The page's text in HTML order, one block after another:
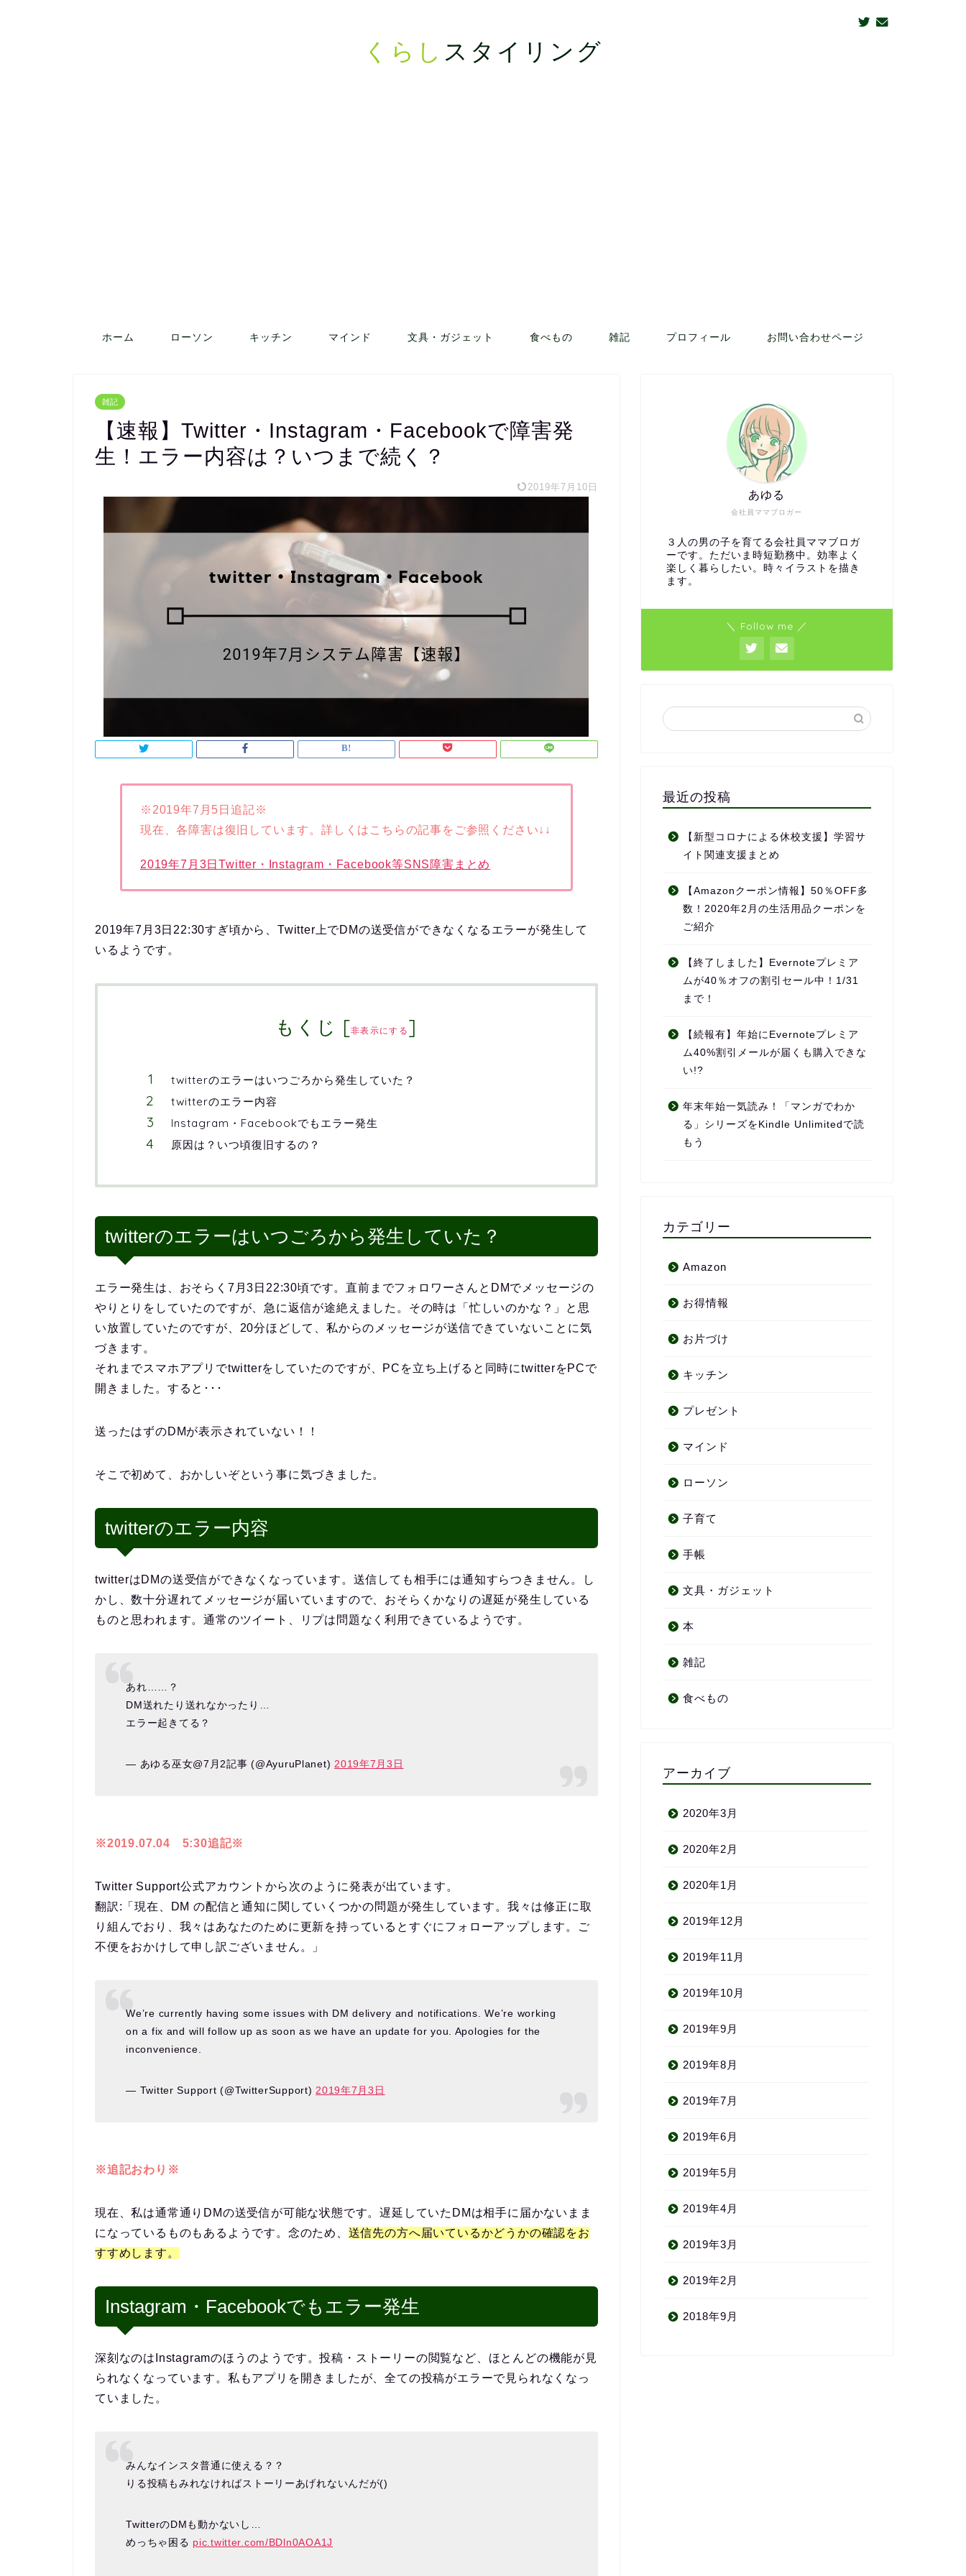
くらし スタイリング
ホーム ローソン キッチン マインド 文具・ガジェット 食べもの 雑記 プロフィール お問い合わせページ
雑記
【速報】Twitter・Instagram・Facebookで障害発
生！エラー内容は？いつまで続く？
2019年7月10日
※2019年7月5日追記※
現在、各障害は復旧しています。詳しくはこちらの記事をご参照ください↓↓
2019年7月3日Twitter・Instagram・Facebook等SNS障害まとめ
2019年7月3日22:30すぎ頃から、Twitter上でDMの送受信ができなくなるエラーが発生して
いるようです。
もくじ [非表示にする ]
twitterのエラーはいつごろから発生していた？
twitterのエラー内容
Instagram・Facebookでもエラー発生
原因は？いつ頃復旧するの？
twitterのエラーはいつごろから発生していた？
エラー発生は、おそらく7月3日22:30頃です。直前までフォロワーさんとDMでメッセージの
やりとりをしていたのですが、急に返信が途絶えました。その時は「忙しいのかな？」と思
い放置していたのですが、20分ほどして、私からのメッセージが送信できていないことに気
づきます。
それまでスマホアプリでtwitterをしていたのですが、PCを立ち上げると同時にtwitterをPCで
開きました。すると･･･
送ったはずのDMが表示されていない！！
そこで初めて、おかしいぞという事に気づきました。
twitterのエラー内容
twitterはDMの送受信ができなくなっています。送信しても相手には通知すらつきません。し
かし、数十分遅れてメッセージが届いていますので、おそらくかなりの遅延が発生している
ものと思われます。通常のツイート、リプは問題なく利用できているようです。
あれ……？
DM送れたり送れなかったり…
エラー起きてる？
— あゆる巫女@7月2記事 (@AyuruPlanet) 2019年7月3日
※2019.07.04 5:30追記※
Twitter Support公式アカウントから次のように発表が出ています。
翻訳:「現在、DM の配信と通知に関していくつかの問題が発生しています。我々は修正に取
り組んでおり、我々はあなたのために更新を持っているとすぐにフォローアップします。ご
不便をおかけして申し訳ございません。」
We’re currently having some issues with DM delivery and notifications. We’re working
on a fix and will follow up as soon as we have an update for you. Apologies for the
inconvenience.
— Twitter Support (@TwitterSupport)2019年7月3日
※追記おわり※
現在、私は通常通りDMの送受信が可能な状態です。遅延していたDMは相手に届かないまま
になっているものもあるようです。念のため、 送信先の方へ届いているかどうかの確認をお
すすめします。
Instagram・Facebookでもエラー発生
深刻なのはInstagramのほうのようです。投稿・ストーリーの閲覧など、ほとんどの機能が見
られなくなっています。私もアプリを開きましたが、全ての投稿がエラーで見られなくなっ
ていました。
みんなインスタ普通に使える？？
りる投稿もみれなければストーリーあげれないんだが()
TwitterのDMも動かないし…
めっちゃ困る pic.twitter.com/BDln0AOA1J
会社員ママブロガー
あゆる
３人の男の子を育てる会社員ママブロガ
ーです。ただいま時短勤務中。効率よく
楽しく暮らしたい。時々イラストを描き
ます。
＼ Follow me ／
最近の投稿
【新型コロナによる休校支援】学習サ
イト関連支援まとめ
【Amazonクーポン情報】50％OFF多
数！2020年2月の生活用品クーポンを
ご紹介
【終了しました】Evernoteプレミア
ムが40％オフの割引セール中！1/31
まで！
【続報有】年始にEvernoteプレミア
ム40%割引メールが届くも購入できな
い!?
年末年始一気読み！「マンガでわか
る」シリーズをKindle Unlimitedで読
もう
カテゴリー
Amazon
お得情報
お片づけ
キッチン
プレゼント
マインド
ローソン
子育て
手帳
文具・ガジェット
本
雑記
食べもの
アーカイブ
2020年3月
2020年2月
2020年1月
2019年12月
2019年11月
2019年10月
2019年9月
2019年8月
2019年7月
2019年6月
2019年5月
2019年4月
2019年3月
2019年2月
2018年9月